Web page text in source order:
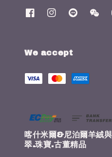
We accept
喀什米爾&尼泊爾羊絨
翠.珠寶.古董精品